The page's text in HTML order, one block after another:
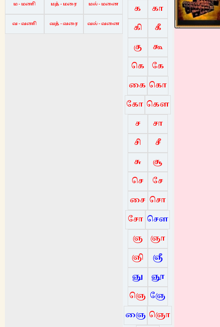
ம - மணி மத் - மரை மல் - மனை
வ - வணி வத் - வரை வல் - வனை
க
கா
கி
கீ
கு
கூ
கெ
கே
கை கொ
கோ கௌ
ச
சா
சி
சீ
சு
சூ
செ
சே
சை சொ
சோ சௌ
ஞ
ஞா
ஞி
ஞீ
ஞு
ஞூ
ஞெ ஞே
ஞை ஞொ